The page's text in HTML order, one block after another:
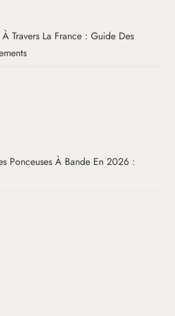
À Travers La France : Guide Des
Ponceuses À Bande En 2026 :